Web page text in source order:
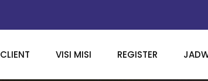
CLIENT VISI MISI REGISTER